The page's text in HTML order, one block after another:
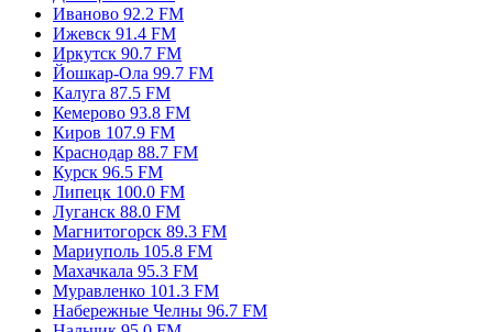
Иваново 92.2 FM
Ижевск 91.4 FM
Иркутск 90.7 FM
Йошкар-Ола 99.7 FM
Калуга 87.5 FM
Кемерово 93.8 FM
Киров 107.9 FM
Краснодар 88.7 FM
Курск 96.5 FM
Липецк 100.0 FM
Луганск 88.0 FM
Магнитогорск 89.3 FM
Мариуполь 105.8 FM
Махачкала 95.3 FM
Муравленко 101.3 FM
Набережные Челны 96.7 FM